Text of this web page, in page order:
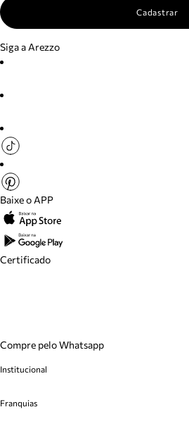
Cadastrar
Siga a Arezzo
Baixe o APP
Certificado
Compre pelo Whatsapp
Institucional
Cashback
Franquias